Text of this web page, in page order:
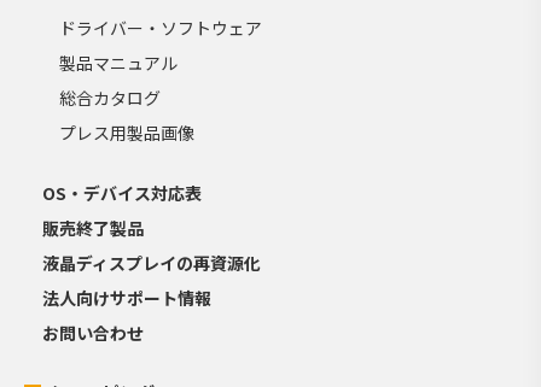
ドライバー・ソフトウェア
製品マニュアル
総合カタログ
プレス用製品画像
OS・デバイス対応表
販売終了製品
液晶ディスプレイの再資源化
法人向けサポート情報
お問い合わせ